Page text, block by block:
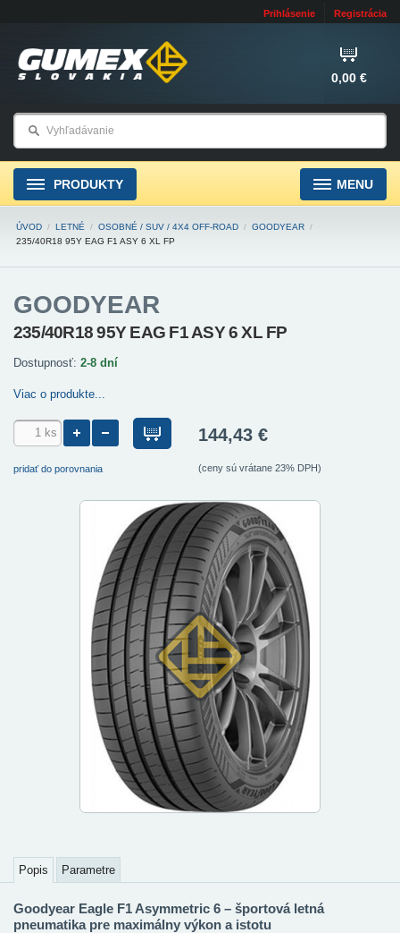
Prihlásenie Registrácia
0,00 €
PRODUKTY MENU
ÚVOD / LETNÉ / OSOBNÉ / SUV / 4X4 OFF-ROAD / GOODYEAR /
235/40R18 95Y EAG F1 ASY 6 XL FP
GOODYEAR
235/40R18 95Y EAG F1 ASY 6 XL FP
Dostupnosť: 2-8 dní
Viac o produkte...
pridať do porovnania
144,43 €
(ceny sú vrátane 23% DPH)
Popis Parametre
Goodyear Eagle F1 Asymmetric 6 – športová letná
pneumatika pre maximálny výkon a istotu